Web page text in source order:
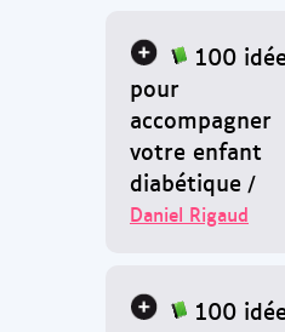
100
pour
accompagner
votre enfant
diabétique /
Daniel Rigaud
100